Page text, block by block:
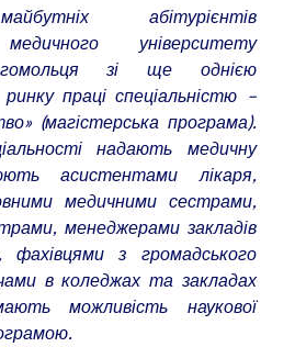
абітурієнтів
університету
зі ще однією
праці спеціальністю –
(магістерська програма).
надають медичну
асистентами лікаря,
медичними сестрами,
менеджерами закладів
фахівцями з громадського
в коледжах та закладах
можливість наукової